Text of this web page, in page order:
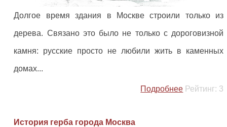
Долгое время здания в Москве строили только из
дерева. Связано это было не только с дороговизной
камня: русские просто не любили жить в каменных
домах...
Подробнее Рейтинг: 3
История герба города Москва